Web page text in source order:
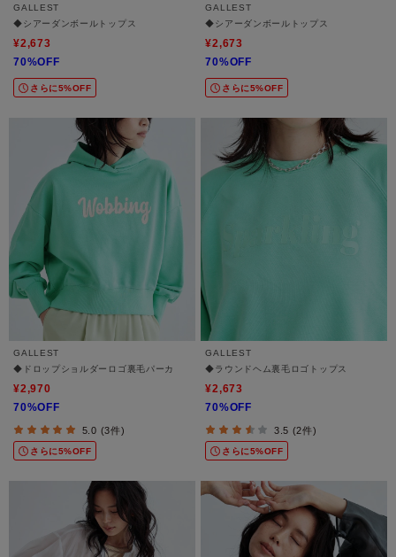
GALLEST
◆シアーダンボールトップス
¥2,673
70%OFF
さらに5%OFF
GALLEST
◆シアーダンボールトップス
¥2,673
70%OFF
さらに5%OFF
GALLEST
◆ドロップショルダーロゴ裏毛パーカ
¥2,970
70%OFF
5.0 (3件)
さらに5%OFF
GALLEST
◆ラウンドヘム裏毛ロゴトップス
¥2,673
70%OFF
3.5 (2件)
さらに5%OFF